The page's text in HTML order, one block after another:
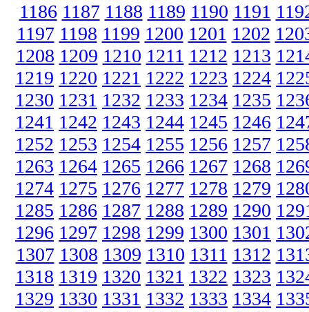
1186 1187 1188 1189 1190 1191
1197 1198 1199 1200 1201 1202
1208 1209 1210 1211 1212 1213
1219 1220 1221 1222 1223 1224
1230 1231 1232 1233 1234 1235
1241 1242 1243 1244 1245 1246
1252 1253 1254 1255 1256 1257
1263 1264 1265 1266 1267 1268
1274 1275 1276 1277 1278 1279
1285 1286 1287 1288 1289 1290
1296 1297 1298 1299 1300 1301
1307 1308 1309 1310 1311 1312
1318 1319 1320 1321 1322 1323
1329 1330 1331 1332 1333 1334